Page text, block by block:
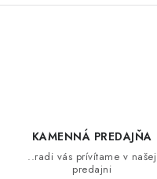
KAMENNÁ PREDAJŇA
..radi vás prívítame v našej
predajni